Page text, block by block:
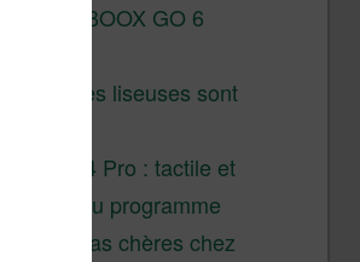
Test de la BOOX GO 6
Pourquoi les liseuses sont
XTEINK X4 Pro : tactile et
éclairage au programme
Liseuses pas chères chez